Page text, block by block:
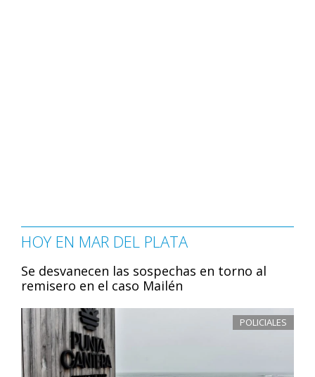
HOY EN MAR DEL PLATA
Se desvanecen las sospechas en torno al
remisero en el caso Mailén
POLICIALES